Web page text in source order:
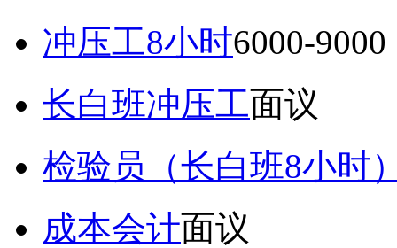
冲压工8小时6000-
长白班冲压工面议
检验员（长白班8小时
成本会计面议